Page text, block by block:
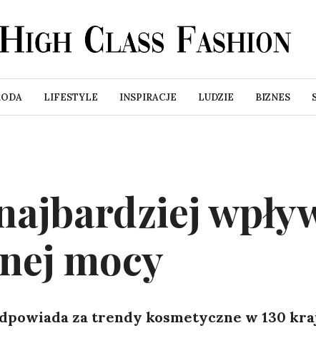
LIFESTYLE INSPIRACJE LUDZIE BIZNES
mocy
za trendy kosmetyczne w 130